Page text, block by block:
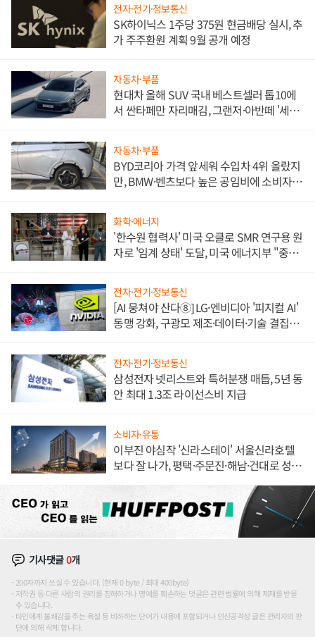
전자·전기·정보통신
SK하이닉스 1주당 375원 현금배당 실시, 추
가 주주환원 계획 9월 공개 예정
자동차·부품
현대차 올해 SUV 국내 베스트셀러 톱10에
서 싼타페만 자리매김, 그랜저·아반떼 '세단
자동차·부품
BYD코리아 가격 앞세워 수입차 4위 올랐지
만, BMW·벤츠보다 높은 공임비에 소비자
화학·에너지
'한수원 협력사' 미국 오클로 SMR 연구용 원
자로 '임계 상태' 도달, 미국 에너지부 "중요
전자·전기·정보통신
[AI 뭉쳐야 산다⑧] LG·엔비디아 '피지컬 AI'
동맹 강화, 구광모 제조·데이터·기술 결집
전자·전기·정보통신
삼성전자 넷리스트와 특허분쟁 매듭, 5년 동
안 최대 1.3조 라이선스비 지급
소비자·유통
이부진 야심작 '신라스테이' 서울신라호텔
보다 잘 나가, 평택·주문진·해남·건대로 성
기사댓글0개
200자까지 쓰실 수 있습니다. (현재 0 byte / 최대 400byte)
저작권 등 다른 사람의 권리를 침해하거나 명예를 훼손하는 댓글은 관련 법률에 의해 제재를 받을
수 있습니다.
타인에게 불쾌감을 주는 욕설 등 비하하는 단어가 내용에 포함되거나 인신공격성 글은 관리자의 판
단에 의해 삭제 합니다.